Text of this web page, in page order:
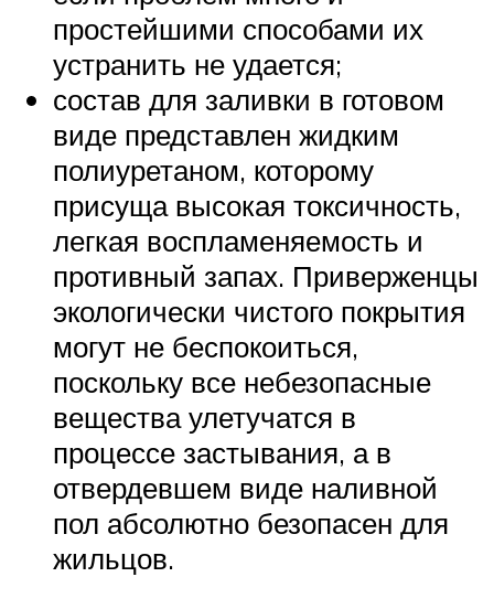
простейшими способами их
устранить не удается;
состав для заливки в готовом
виде представлен жидким
полиуретаном, которому
присуща высокая токсичность,
легкая воспламеняемость и
противный запах. Приверженцы
экологически чистого покрытия
могут не беспокоиться,
поскольку все небезопасные
вещества улетучатся в
процессе застывания, а в
отвердевшем виде наливной
пол абсолютно безопасен для
жильцов.